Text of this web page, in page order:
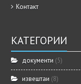
Контакт
КАТЕГОРИИ
документи (5)
извештаи (8)